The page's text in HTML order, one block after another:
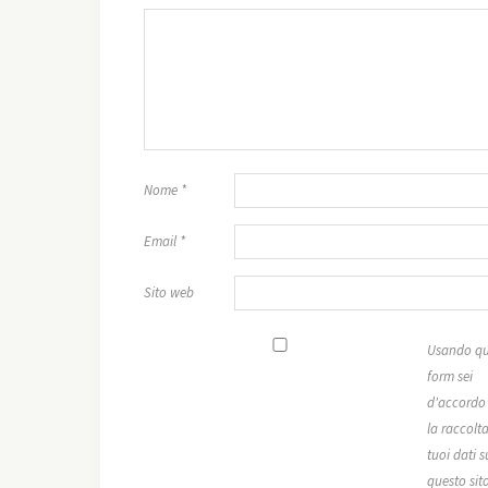
Nome *
Email *
Sito web
Usando
form sei
d'accordo
la
tuoi dati
questo sito